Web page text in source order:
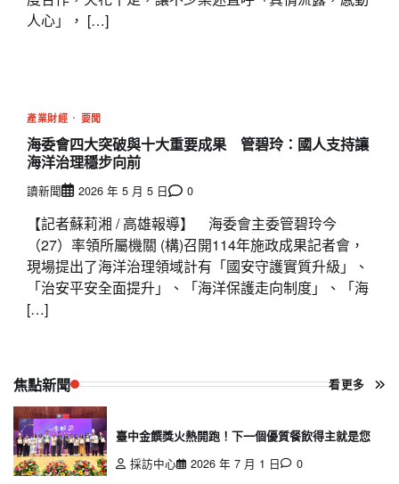
人心」， […]
產業財經 要聞
海委會四大突破與十大重要成果 管碧玲：國人支持讓
海洋治理穩步向前
讀新聞 2026 年 5 月 5 日 0
【記者蘇莉湘 / 高雄報導】 海委會主委管碧玲今
（27）率領所屬機關 (構)召開114年施政成果記者會，
現場提出了海洋治理領域計有「國安守護實質升級」、
「治安平安全面提升」、「海洋保護走向制度」、「海
[…]
焦點新聞 看更多
臺中金饌獎火熱開跑！下一個優質餐飲得主就是您
採訪中心
2026 年 7 月 1 日 0